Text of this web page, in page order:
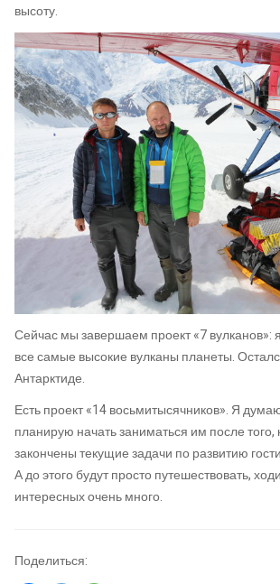
высоту.
Сейчас мы завершаем проект «7 вулканов»:
все самые высокие вулканы планеты.
Антарктиде.
Есть проект «14 восьмитысячников». Я
планирую начать заниматься им после того,
закончены текущие задачи по развитию
А до этого будут просто путешествовать,
интересных очень много.
Поделиться: